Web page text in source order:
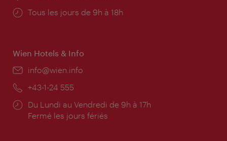
Horaires
Tous les jours de 9h à 18h
Wien Hotels & Info
E-
info@wien.info
Téléphone:
+43-1-24 555
Horaires
d'ouverture:
Du Lundi au Vendredi de 9h à 17h
Fermé les jours fériés